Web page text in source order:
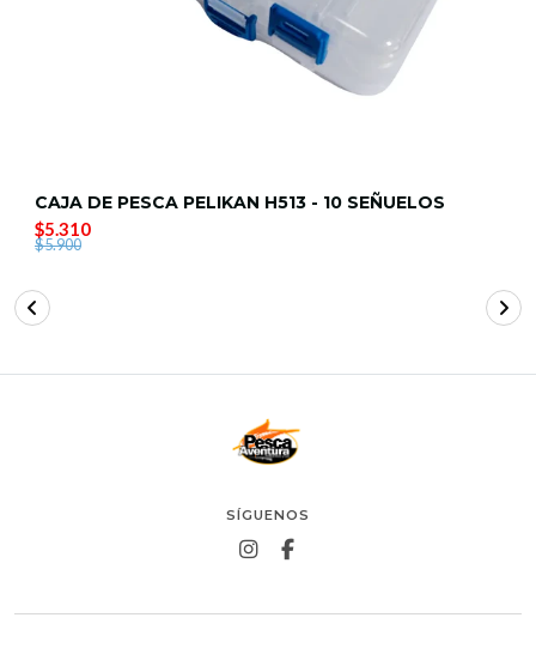
CAJA DE PESCA PELIKAN H513 - 10 SEÑUELOS
$5.310
$5.900
SÍGUENOS